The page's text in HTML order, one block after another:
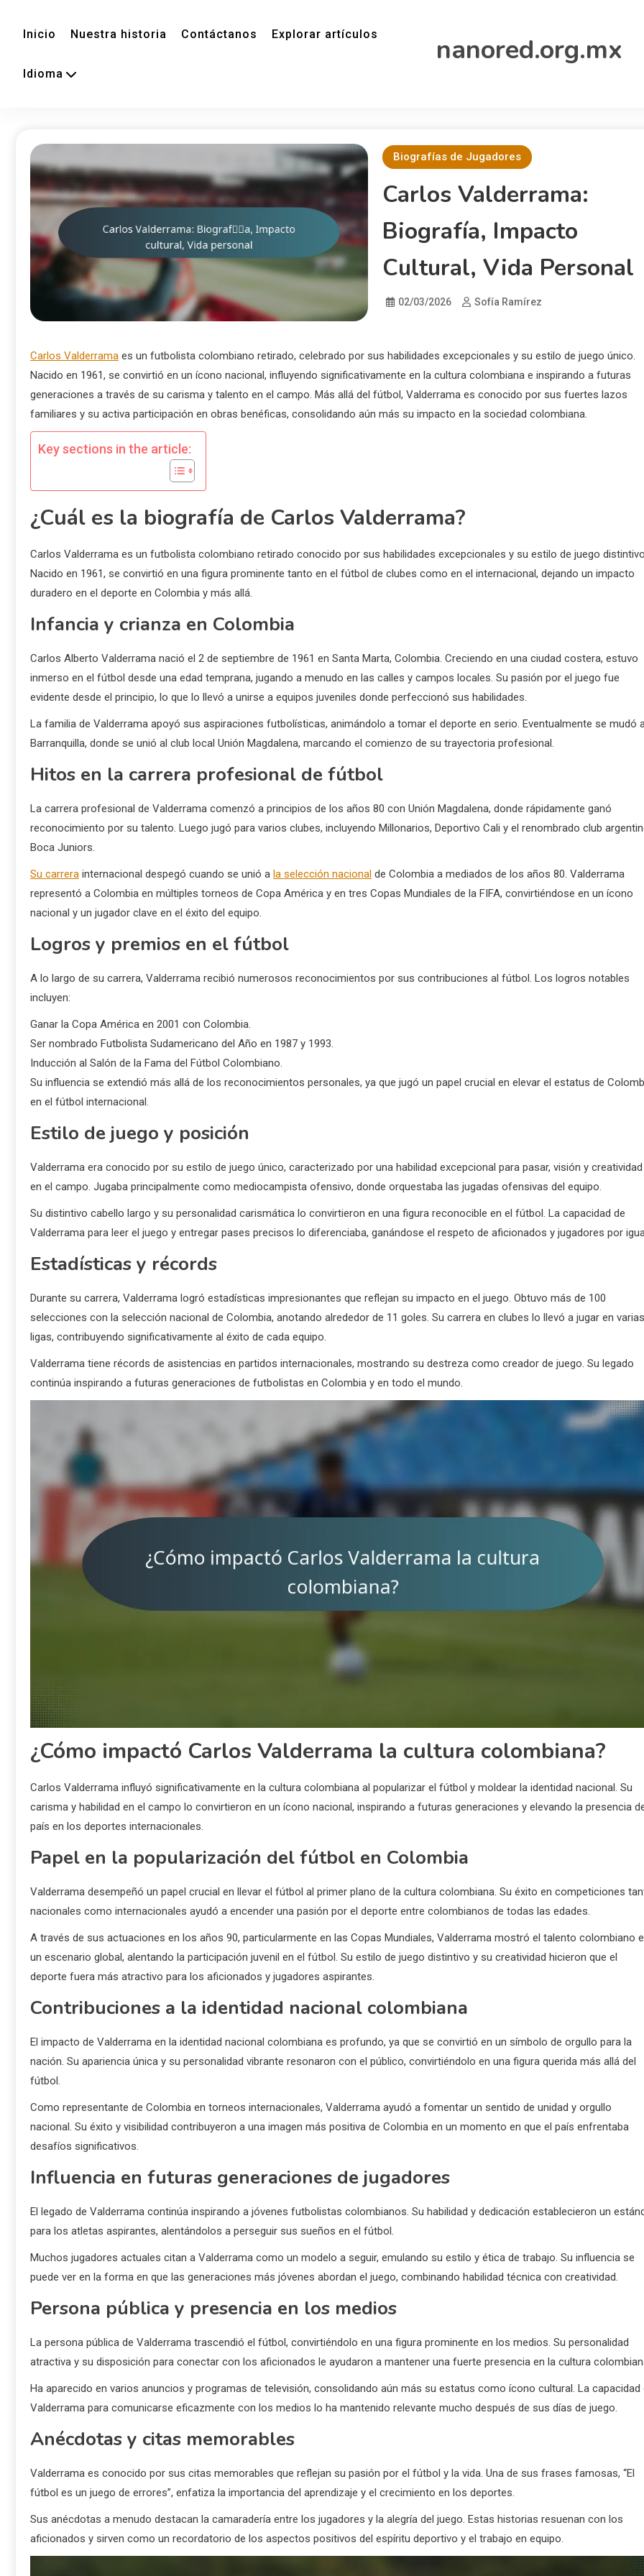
Inicio Nuestra historia Contáctanos Explorar artículos
Idioma
nanored.org.mx
Biografías de Jugadores
Carlos Valderrama:
Biografía, Impacto
Cultural, Vida Personal
02/03/2026 Sofía Ramírez
Carlos Valderrama es un futbolista colombiano retirado, celebrado por sus habilidades excepcionales y su estilo de juego único.
Nacido en 1961, se convirtió en un ícono nacional, influyendo significativamente en la cultura colombiana e inspirando a futuras
generaciones a través de su carisma y talento en el campo. Más allá del fútbol, Valderrama es conocido por sus fuertes lazos
familiares y su activa participación en obras benéficas, consolidando aún más su impacto en la sociedad colombiana.
Key sections in the article:
¿Cuál es la biografía de Carlos Valderrama?
Carlos Valderrama es un futbolista colombiano retirado conocido por sus habilidades excepcionales y su estilo de juego
Nacido en 1961, se convirtió en una figura prominente tanto en el fútbol de clubes como en el internacional, dejando un impacto
duradero en el deporte en Colombia y más allá.
Infancia y crianza en Colombia
Carlos Alberto Valderrama nació el 2 de septiembre de 1961 en Santa Marta, Colombia. Creciendo en una ciudad costera, estuvo
inmerso en el fútbol desde una edad temprana, jugando a menudo en las calles y campos locales. Su pasión por el juego fue
evidente desde el principio, lo que lo llevó a unirse a equipos juveniles donde perfeccionó sus habilidades.
La familia de Valderrama apoyó sus aspiraciones futbolísticas, animándolo a tomar el deporte en serio. Eventualmente se mudó
Barranquilla, donde se unió al club local Unión Magdalena, marcando el comienzo de su trayectoria profesional.
Hitos en la carrera profesional de fútbol
La carrera profesional de Valderrama comenzó a principios de los años 80 con Unión Magdalena, donde rápidamente ganó
reconocimiento por su talento. Luego jugó para varios clubes, incluyendo Millonarios, Deportivo Cali y el renombrado club
Boca Juniors.
Su carrera internacional despegó cuando se unió a la selección nacional de Colombia a mediados de los años 80. Valderrama
representó a Colombia en múltiples torneos de Copa América y en tres Copas Mundiales de la FIFA, convirtiéndose en un ícono
nacional y un jugador clave en el éxito del equipo.
Logros y premios en el fútbol
A lo largo de su carrera, Valderrama recibió numerosos reconocimientos por sus contribuciones al fútbol. Los logros notables
incluyen:
Ganar la Copa América en 2001 con Colombia.
Ser nombrado Futbolista Sudamericano del Año en 1987 y 1993.
Inducción al Salón de la Fama del Fútbol Colombiano.
Su influencia se extendió más allá de los reconocimientos personales, ya que jugó un papel crucial en elevar el estatus de
en el fútbol internacional.
Estilo de juego y posición
Valderrama era conocido por su estilo de juego único, caracterizado por una habilidad excepcional para pasar, visión y creatividad
en el campo. Jugaba principalmente como mediocampista ofensivo, donde orquestaba las jugadas ofensivas del equipo.
Su distintivo cabello largo y su personalidad carismática lo convirtieron en una figura reconocible en el fútbol. La capacidad de
Valderrama para leer el juego y entregar pases precisos lo diferenciaba, ganándose el respeto de aficionados y jugadores por
Estadísticas y récords
Durante su carrera, Valderrama logró estadísticas impresionantes que reflejan su impacto en el juego. Obtuvo más de 100
selecciones con la selección nacional de Colombia, anotando alrededor de 11 goles. Su carrera en clubes lo llevó a jugar en varias
ligas, contribuyendo significativamente al éxito de cada equipo.
Valderrama tiene récords de asistencias en partidos internacionales, mostrando su destreza como creador de juego. Su legado
continúa inspirando a futuras generaciones de futbolistas en Colombia y en todo el mundo.
¿Cómo impactó Carlos Valderrama la cultura colombiana?
Carlos Valderrama influyó significativamente en la cultura colombiana al popularizar el fútbol y moldear la identidad nacional. Su
carisma y habilidad en el campo lo convirtieron en un ícono nacional, inspirando a futuras generaciones y elevando la presencia
país en los deportes internacionales.
Papel en la popularización del fútbol en Colombia
Valderrama desempeñó un papel crucial en llevar el fútbol al primer plano de la cultura colombiana. Su éxito en competiciones
nacionales como internacionales ayudó a encender una pasión por el deporte entre colombianos de todas las edades.
A través de sus actuaciones en los años 90, particularmente en las Copas Mundiales, Valderrama mostró el talento colombiano
un escenario global, alentando la participación juvenil en el fútbol. Su estilo de juego distintivo y su creatividad hicieron que el
deporte fuera más atractivo para los aficionados y jugadores aspirantes.
Contribuciones a la identidad nacional colombiana
El impacto de Valderrama en la identidad nacional colombiana es profundo, ya que se convirtió en un símbolo de orgullo para la
nación. Su apariencia única y su personalidad vibrante resonaron con el público, convirtiéndolo en una figura querida más allá del
fútbol.
Como representante de Colombia en torneos internacionales, Valderrama ayudó a fomentar un sentido de unidad y orgullo
nacional. Su éxito y visibilidad contribuyeron a una imagen más positiva de Colombia en un momento en que el país enfrentaba
desafíos significativos.
Influencia en futuras generaciones de jugadores
El legado de Valderrama continúa inspirando a jóvenes futbolistas colombianos. Su habilidad y dedicación establecieron un
para los atletas aspirantes, alentándolos a perseguir sus sueños en el fútbol.
Muchos jugadores actuales citan a Valderrama como un modelo a seguir, emulando su estilo y ética de trabajo. Su influencia se
puede ver en la forma en que las generaciones más jóvenes abordan el juego, combinando habilidad técnica con creatividad.
Persona pública y presencia en los medios
La persona pública de Valderrama trascendió el fútbol, convirtiéndolo en una figura prominente en los medios. Su personalidad
atractiva y su disposición para conectar con los aficionados le ayudaron a mantener una fuerte presencia en la cultura
Ha aparecido en varios anuncios y programas de televisión, consolidando aún más su estatus como ícono cultural. La capacidad
Valderrama para comunicarse eficazmente con los medios lo ha mantenido relevante mucho después de sus días de juego.
Anécdotas y citas memorables
Valderrama es conocido por sus citas memorables que reflejan su pasión por el fútbol y la vida. Una de sus frases famosas, “El
fútbol es un juego de errores”, enfatiza la importancia del aprendizaje y el crecimiento en los deportes.
Sus anécdotas a menudo destacan la camaradería entre los jugadores y la alegría del juego. Estas historias resuenan con los
aficionados y sirven como un recordatorio de los aspectos positivos del espíritu deportivo y el trabajo en equipo.